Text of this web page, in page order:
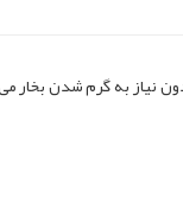
نیاز به گرم شدن بخار